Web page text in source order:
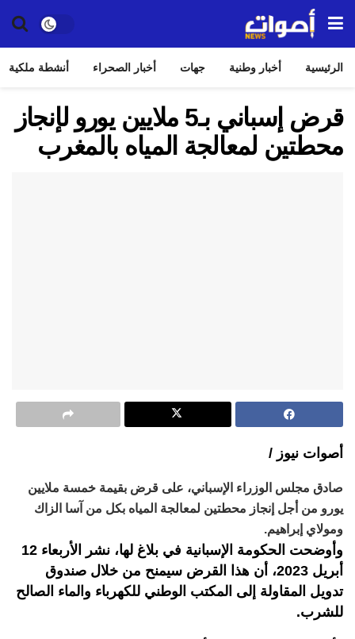
الرئيسية أخبار وطنية جهات أخبار الصحراء أنشطة ملكية
قرض إسباني بـ5 ملايين يورو لإنجاز
محطتين لمعالجة المياه بالمغرب
أصوات نيوز /
صادق مجلس الوزراء الإسباني، على قرض بقيمة خمسة ملايين
يورو من أجل إنجاز محطتين لمعالجة المياه بكل من آسا الزاك
ومولاي إبراهيم.
وأوضحت الحكومة الإسبانية في بلاغ لها، نشر الأربعاء 12
أبريل 2023، أن هذا القرض سيمنح من خلال صندوق
تدويل المقاولة إلى المكتب الوطني للكهرباء والماء الصالح
للشرب.